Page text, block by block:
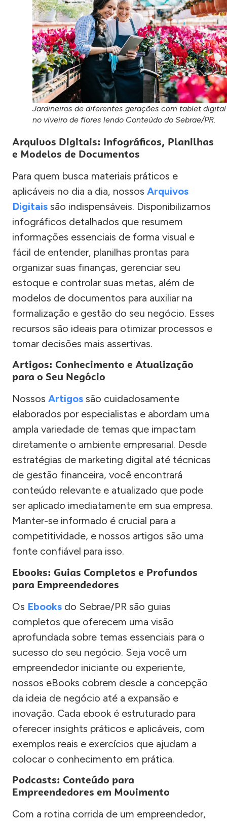
Jardineiros de diferentes gerações com tablet digital
no viveiro de flores lendo Conteúdo do Sebrae/PR.
Arquivos Digitais: Infográficos, Planilhas
e Modelos de Documentos
Para quem busca materiais práticos e
aplicáveis no dia a dia, nossos Arquivos
Digitais são indispensáveis. Disponibilizamos
infográficos detalhados que resumem
informações essenciais de forma visual e
fácil de entender, planilhas prontas para
organizar suas finanças, gerenciar seu
estoque e controlar suas metas, além de
modelos de documentos para auxiliar na
formalização e gestão do seu negócio. Esses
recursos são ideais para otimizar processos e
tomar decisões mais assertivas.
Artigos: Conhecimento e Atualização
para o Seu Negócio
Nossos Artigos são cuidadosamente
elaborados por especialistas e abordam uma
ampla variedade de temas que impactam
diretamente o ambiente empresarial. Desde
estratégias de marketing digital até técnicas
de gestão financeira, você encontrará
conteúdo relevante e atualizado que pode
ser aplicado imediatamente em sua empresa.
Manter-se informado é crucial para a
competitividade, e nossos artigos são uma
fonte confiável para isso.
Ebooks: Guias Completos e Profundos
para Empreendedores
Os Ebooks do Sebrae/PR são guias
completos que oferecem uma visão
aprofundada sobre temas essenciais para o
sucesso do seu negócio. Seja você um
empreendedor iniciante ou experiente,
nossos eBooks cobrem desde a concepção
da ideia de negócio até a expansão e
inovação. Cada ebook é estruturado para
oferecer insights práticos e aplicáveis, com
exemplos reais e exercícios que ajudam a
colocar o conhecimento em prática.
Podcasts: Conteúdo para
Empreendedores em Movimento
Com a rotina corrida de um empreendedor,